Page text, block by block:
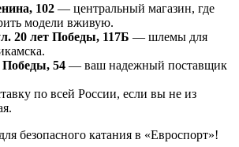
102 — центральный магазин, где
модели вживую.
20 лет Победы, 117Б — шлемы для
54 — ваш надежный поставщик
по всей России, если вы не из
безопасного катания в «Евроспорт»!